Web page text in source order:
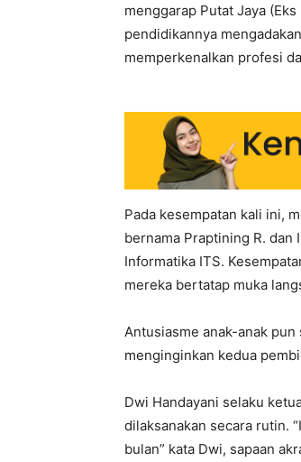
menggarap Putat Jaya
pendidikannya
memperkenalkan profesi
Pada kesempatan kali ini,
bernama Praptining R. dan
Informatika ITS.
mereka bertatap muka
Antusiasme anak-anak
menginginkan kedua
Dwi Handayani selaku
dilaksanakan secara rutin.
bulan” kata Dwi, sapaan